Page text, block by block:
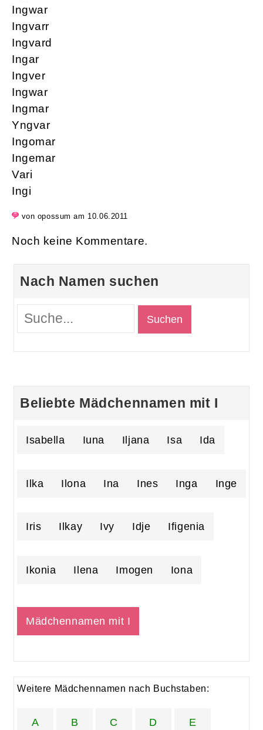
Ingwar
Ingvarr
Ingvard
Ingar
Ingver
Ingwar
Ingmar
Yngvar
Ingomar
Ingemar
Vari
Ingi
von opossum am 10.06.2011
Noch keine Kommentare.
Nach Namen suchen
Beliebte Mädchennamen mit I
Isabella Iuna Iljana Isa Ida
Ilka Ilona Ina Ines Inga Inge
Iris Ilkay Ivy Idje Ifigenia
Ikonia Ilena Imogen Iona
Mädchennamen mit I
Weitere Mädchennamen nach Buchstaben:
A B C D E